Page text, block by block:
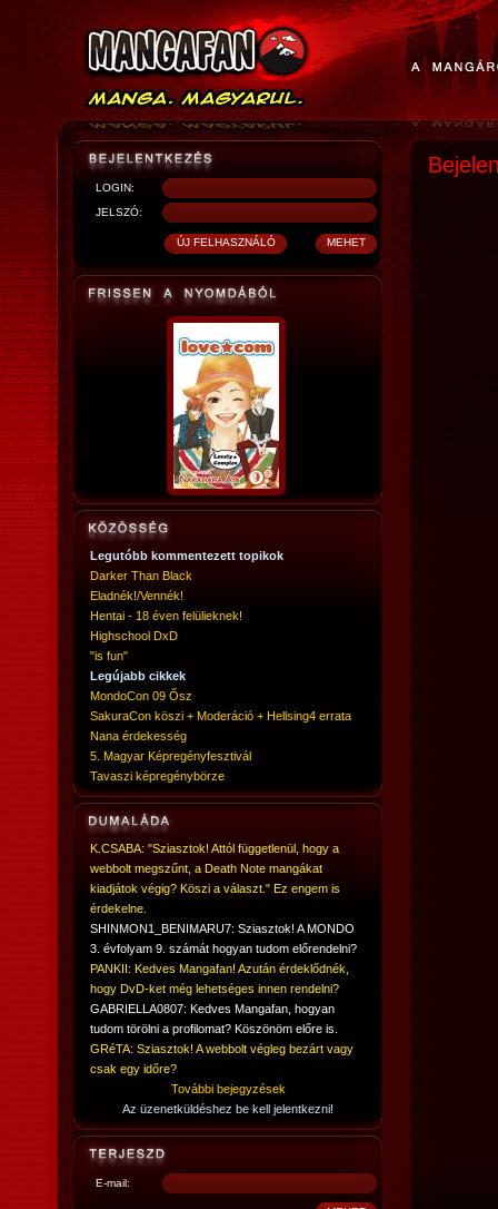
LOGIN:
JELSZÓ:
Legutóbb kommentezett topikok
Darker Than Black
Eladnék!/Vennék!
Hentai - 18 éven felülieknek!
Highschool DxD
"is fun"
Legújabb cikkek
MondoCon 09 Ősz
SakuraCon köszi + Moderáció + Hellsing4 errata
Nana érdekesség
5. Magyar Képregényfesztivál
Tavaszi képregénybörze
K.CSABA: "Sziasztok! Attól függetlenül, hogy a
webbolt megszűnt, a Death Note mangákat
kiadjátok végig? Köszi a választ." Ez engem is
érdekelne.
SHINMON1_BENIMARU7: Sziasztok! A MONDO
3. évfolyam 9. számát hogyan tudom előrendelni?
PANKII: Kedves Mangafan! Azután érdeklődnék,
hogy DvD-ket még lehetséges innen rendelni?
GABRIELLA0807: Kedves Mangafan, hogyan
tudom törölni a profilomat? Köszönöm előre is.
GRéTA: Sziasztok! A webbolt végleg bezárt vagy
csak egy időre?
További bejegyzések
Az üzenetküldéshez be kell jelentkezni!
E-mail: